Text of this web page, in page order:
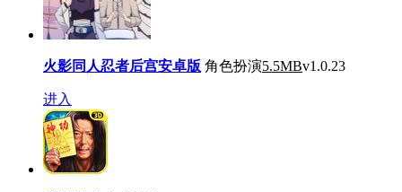
火影同人忍者后宫安卓版 角色扮演5.5MBv1.0.23
进入